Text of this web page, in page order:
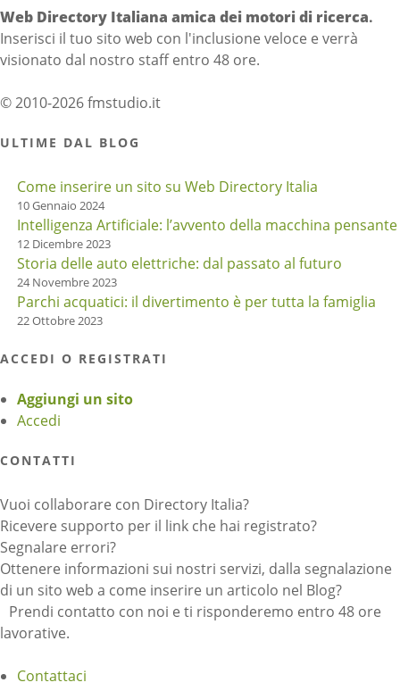
Web Directory Italiana amica dei motori di ricerca.
Inserisci il tuo sito web con l'inclusione veloce e verrà
visionato dal nostro staff entro 48 ore.
© 2010-2026 fmstudio.it
ULTIME DAL BLOG
Come inserire un sito su Web Directory Italia
10 Gennaio 2024
Intelligenza Artificiale: l’avvento della macchina pensante
12 Dicembre 2023
Storia delle auto elettriche: dal passato al futuro
24 Novembre 2023
Parchi acquatici: il divertimento è per tutta la famiglia
22 Ottobre 2023
ACCEDI O REGISTRATI
Aggiungi un sito
Accedi
CONTATTI
Vuoi collaborare con Directory Italia?
Ricevere supporto per il link che hai registrato?
Segnalare errori?
Ottenere informazioni sui nostri servizi, dalla segnalazione
di un sito web a come inserire un articolo nel Blog?
Prendi contatto con noi e ti risponderemo entro 48 ore
lavorative.
Contattaci